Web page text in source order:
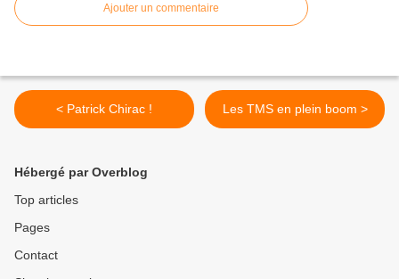
Ajouter un commentaire
< Patrick Chirac ! Les TMS en plein boom >
Hébergé par Overblog
Top articles
Pages
Contact